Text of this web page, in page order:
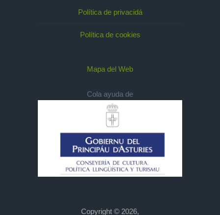
Política de privacidá
Política de cookies
Mapa del Web
Cola ayuda de
Copyright © 2026,